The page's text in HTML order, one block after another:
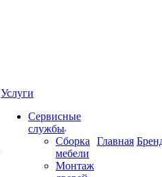
Услуги
Сервисные
службы
Сборка
мебели
Монтаж
Главная